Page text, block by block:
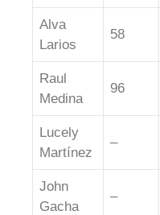
Alva
Larios
58
Raul
Medina
96
Lucely
Martínez
–
John
Gacha
–